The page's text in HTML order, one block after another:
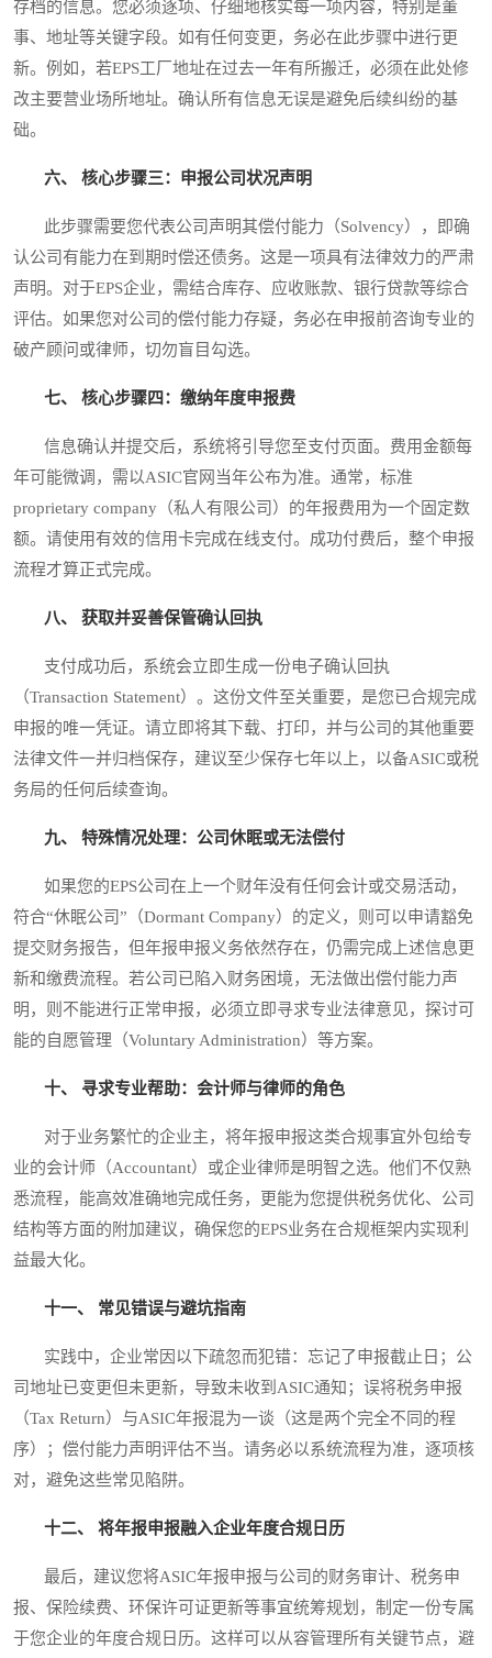
存档的信息。您必须逐项、仔细地核实每一项内容，特别是董
事、地址等关键字段。如有任何变更，务必在此步骤中进行更
新。例如，若EPS工厂地址在过去一年有所搬迁，必须在此处修
改主要营业场所地址。确认所有信息无误是避免后续纠纷的基
础。
六、 核心步骤三：申报公司状况声明
此步骤需要您代表公司声明其偿付能力（Solvency），即确
认公司有能力在到期时偿还债务。这是一项具有法律效力的严肃
声明。对于EPS企业，需结合库存、应收账款、银行贷款等综合
评估。如果您对公司的偿付能力存疑，务必在申报前咨询专业的
破产顾问或律师，切勿盲目勾选。
七、 核心步骤四：缴纳年度申报费
信息确认并提交后，系统将引导您至支付页面。费用金额每
年可能微调，需以ASIC官网当年公布为准。通常，标准
proprietary company（私人有限公司）的年报费用为一个固定数
额。请使用有效的信用卡完成在线支付。成功付费后，整个申报
流程才算正式完成。
八、 获取并妥善保管确认回执
支付成功后，系统会立即生成一份电子确认回执
（Transaction Statement）。这份文件至关重要，是您已合规完成
申报的唯一凭证。请立即将其下载、打印，并与公司的其他重要
法律文件一并归档保存，建议至少保存七年以上，以备ASIC或税
务局的任何后续查询。
九、 特殊情况处理：公司休眠或无法偿付
如果您的EPS公司在上一个财年没有任何会计或交易活动，
符合“休眠公司”（Dormant Company）的定义，则可以申请豁免
提交财务报告，但年报申报义务依然存在，仍需完成上述信息更
新和缴费流程。若公司已陷入财务困境，无法做出偿付能力声
明，则不能进行正常申报，必须立即寻求专业法律意见，探讨可
能的自愿管理（Voluntary Administration）等方案。
十、 寻求专业帮助：会计师与律师的角色
对于业务繁忙的企业主，将年报申报这类合规事宜外包给专
业的会计师（Accountant）或企业律师是明智之选。他们不仅熟
悉流程，能高效准确地完成任务，更能为您提供税务优化、公司
结构等方面的附加建议，确保您的EPS业务在合规框架内实现利
益最大化。
十一、 常见错误与避坑指南
实践中，企业常因以下疏忽而犯错：忘记了申报截止日；公
司地址已变更但未更新，导致未收到ASIC通知；误将税务申报
（Tax Return）与ASIC年报混为一谈（这是两个完全不同的程
序）；偿付能力声明评估不当。请务必以系统流程为准，逐项核
对，避免这些常见陷阱。
十二、 将年报申报融入企业年度合规日历
最后，建议您将ASIC年报申报与公司的财务审计、税务申
报、保险续费、环保许可证更新等事宜统筹规划，制定一份专属
于您企业的年度合规日历。这样可以从容管理所有关键节点，避